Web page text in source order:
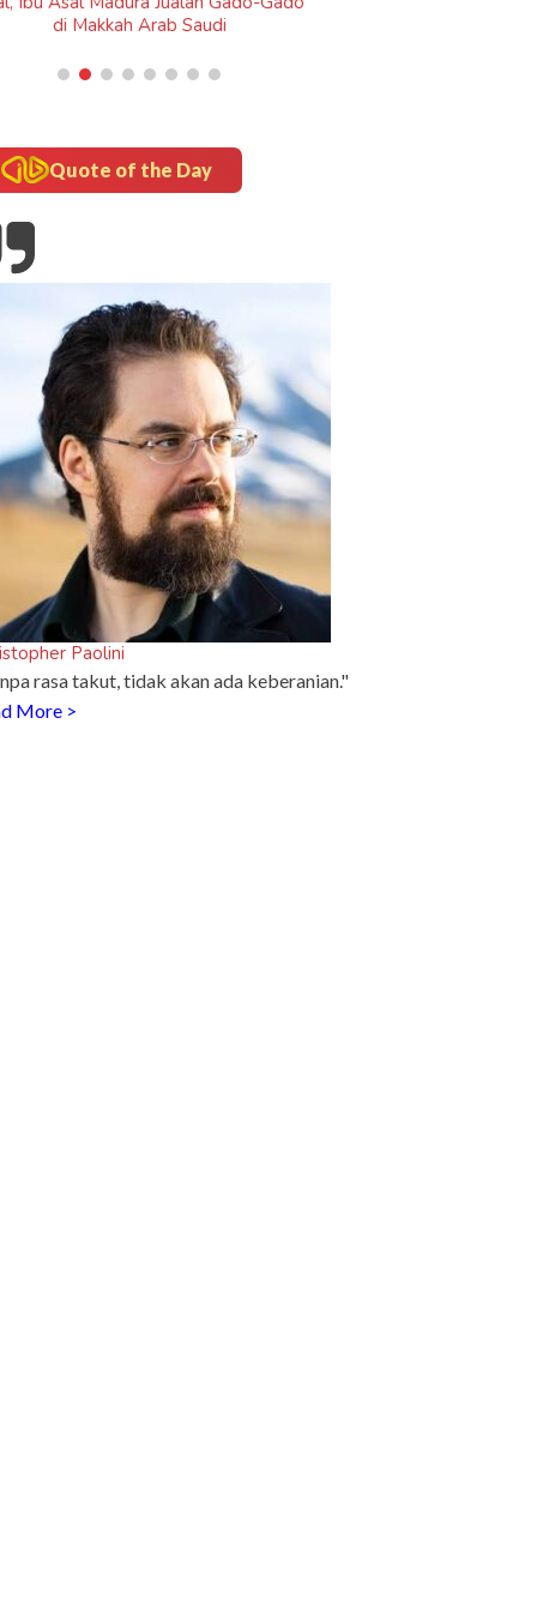
Saudi
Quote of the Day
Paolini
rasa takut, tidak akan ada keberanian."
More >